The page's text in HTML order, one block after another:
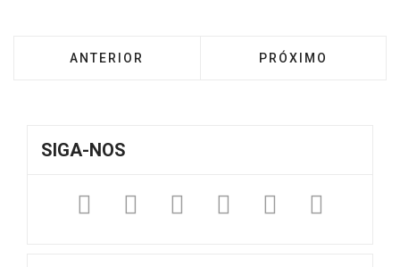
ARTIGO ANTERIOR: NOTA DA IECLB SOBRE
ANTERIOR PRÓXIMO ARTIGO:
PRÓXIMO
SIGA-NOS
FacebookTwitterInstagram
YouTube
Fickr